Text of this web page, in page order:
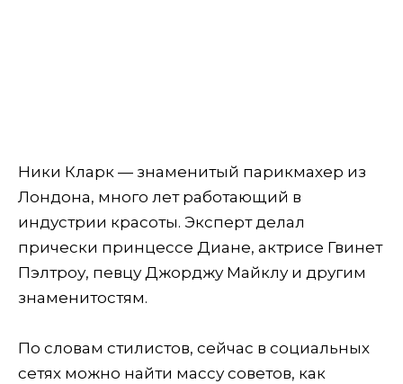
Ники Кларк — знаменитый парикмахер из
Лондона, много лет работающий в
индустрии красоты. Эксперт делал
прически принцессе Диане, актрисе Гвинет
Пэлтроу, певцу Джорджу Майклу и другим
знаменитостям.
По словам стилистов, сейчас в социальных
сетях можно найти массу советов, как